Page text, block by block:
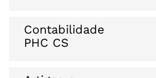
Contabilidade
PHC CS